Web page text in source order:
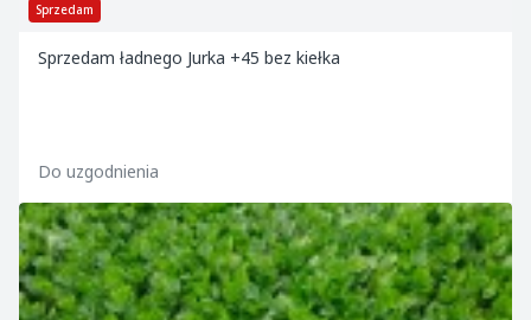
Sprzedam
Sprzedam ładnego Jurka +45 bez kiełka
Do uzgodnienia